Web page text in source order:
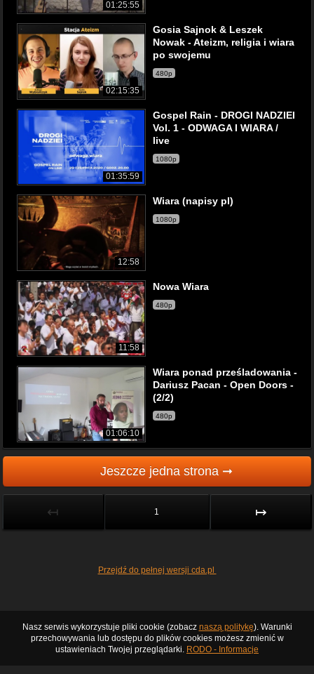
01:25:55
02:15:35
Gosia Sajnok & Leszek
Nowak - Ateizm, religia i wiara
po swojemu
480p
01:35:59
Gospel Rain - DROGI NADZIEI
Vol. 1 - ODWAGA I WIARA /
live
1080p
12:58
Wiara (napisy pl)
1080p
11:58
Nowa Wiara
480p
01:06:10
Wiara ponad prześladowania -
Dariusz Pacan - Open Doors -
(2/2)
480p
Jeszcze jedna strona ➞
↤ 1 ↦
Przejdź do pełnej wersji cda.pl
Nasz serwis wykorzystuje pliki cookie (zobacz naszą politykę). Warunki
przechowywania lub dostępu do plików cookies możesz zmienić w
ustawieniach Twojej przeglądarki. RODO - Informacje